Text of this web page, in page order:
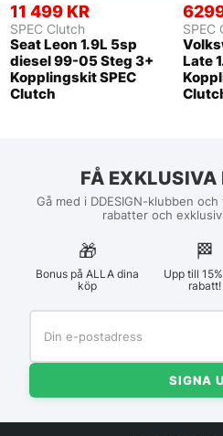
11 499 KR
SPEC Clutch
Seat Leon 1.9L 5sp
diesel 99-05 Steg 3+
Kopplingskit SPEC
Clutch
SPEC
Late
FÅ EXKLUSIVA
Gå med i DDESIGN-klubben
rabatter och
🎁
Bonus på ALLA dina
köp
🏁︎
Upp till
rabatt!
SIGNA